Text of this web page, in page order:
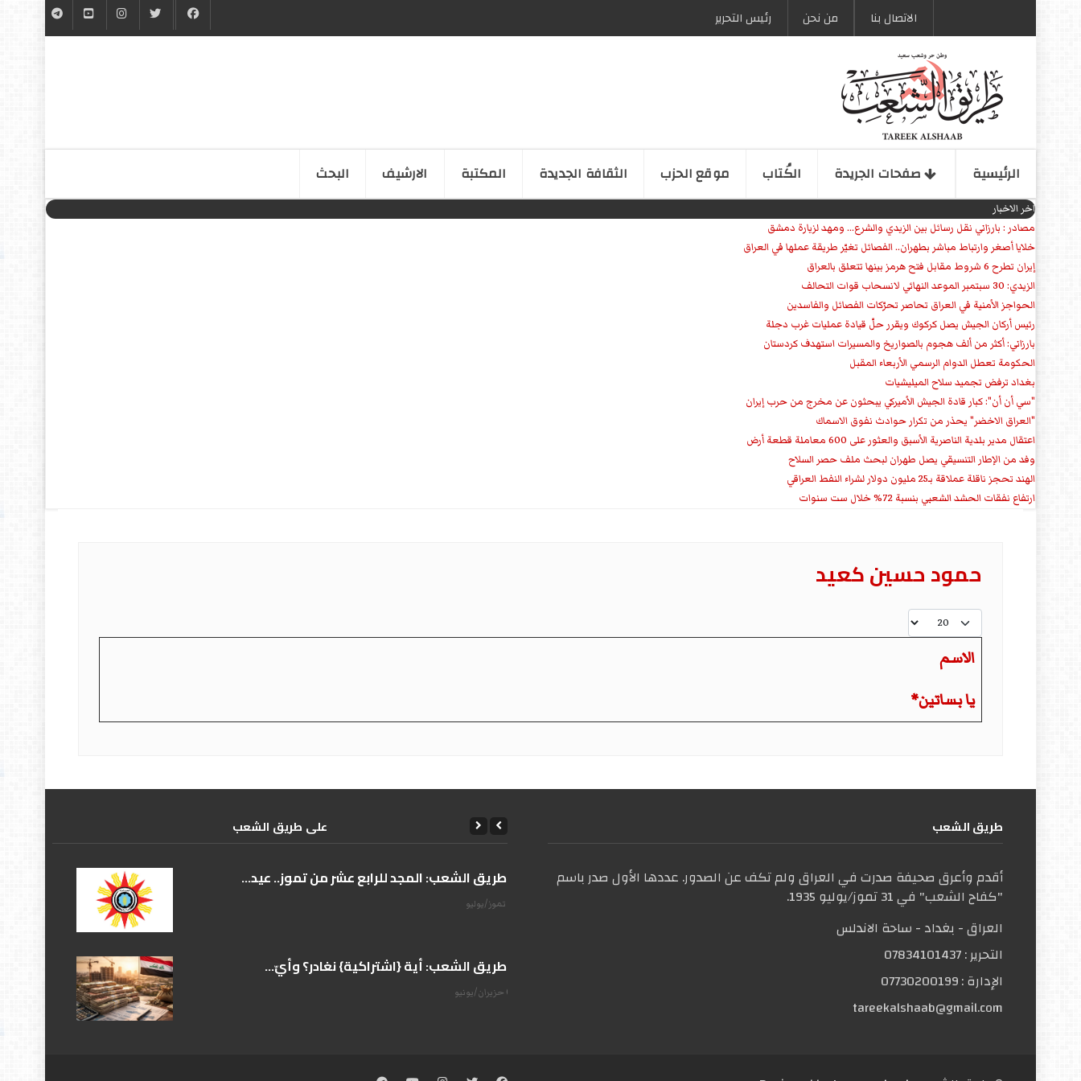
الاتصال بنا من نحن رئیس التحریر
الرئیسیة صفحات الجریدة الكُتاب موقع الحزب الثقافة الجدیدة المكتبة الارشیف البحث
اخر الاخبار
مصادر : بارزاني نقل رسائل بين الزيدي والشرع... ومهد لزيارة دمشق
خلايا أصغر وارتباط مباشر بطهران.. الفصائل تغيّر طريقة عملها في العراق
إيران تطرح 6 شروط مقابل فتح هرمز بينها تتعلق بالعراق
الزيدي: 30 سبتمبر الموعد النهائي لانسحاب قوات التحالف
الحواجز الأمنية في العراق تحاصر تحرّكات الفصائل والفاسدين
رئيس أركان الجيش يصل كركوك ويقرر حلّ قيادة عمليات غرب دجلة
بارزاني: أكثر من ألف هجوم بالصواريخ والمسيرات استهدف كردستان
الحكومة تعطل الدوام الرسمي الأربعاء المقبل
بغداد ترفض تجميد سلاح الميليشيات
"سي أن أن": كبار قادة الجيش الأميركي يبحثون عن مخرج من حرب إيران
"العراق الاخضر" يحذر من تكرار حوادث نفوق الاسماك
اعتقال مدير بلدية الناصرية الأسبق والعثور على 600 معاملة قطعة أرض
وفد من الإطار التنسيقي يصل طهران لبحث ملف حصر السلاح
الهند تحجز ناقلة عملاقة بـ25 مليون دولار لشراء النفط العراقي
ارتفاع نفقات الحشد الشعبي بنسبة 72% خلال ست سنوات
حمود حسين كعيد
عدد الإظهارات:
الاسم
يا بساتين*
طریق الشعب
أقدم وأعرق صحيفة صدرت في العراق ولم تكف عن الصدور. عددها الأول صدر باسم
"كفاح الشعب" في 31 تموز/يوليو 1935.
العراق - بغداد - ساحة الاندلس
التحریر :07834101437
الإدارة :07730200199
tareekalshaab@gmail.com
علی طریق الشعب
على طريق الشعب: المجد للرابع عشر من تموز.. عيد...
على طريق الشعب: أية {اشتراكية} نغادر؟ وأيّ...
07 حزيران/يونيو